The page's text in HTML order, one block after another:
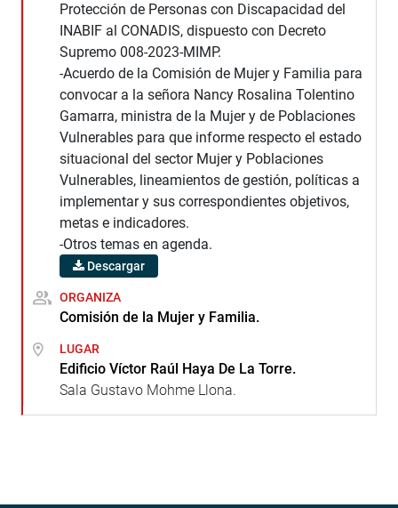
Protección de Personas con Discapacidad del
INABIF al CONADIS, dispuesto con Decreto
Supremo 008-2023-MIMP.
-Acuerdo de la Comisión de Mujer y Familia para
convocar a la señora Nancy Rosalina Tolentino
Gamarra, ministra de la Mujer y de Poblaciones
Vulnerables para que informe respecto el estado
situacional del sector Mujer y Poblaciones
Vulnerables, lineamientos de gestión, políticas a
implementar y sus correspondientes objetivos,
metas e indicadores.
-Otros temas en agenda.
Descargar
ORGANIZA
Comisión de la Mujer y Familia.
LUGAR
Edificio Víctor Raúl Haya De La Torre.
Sala Gustavo Mohme Llona.